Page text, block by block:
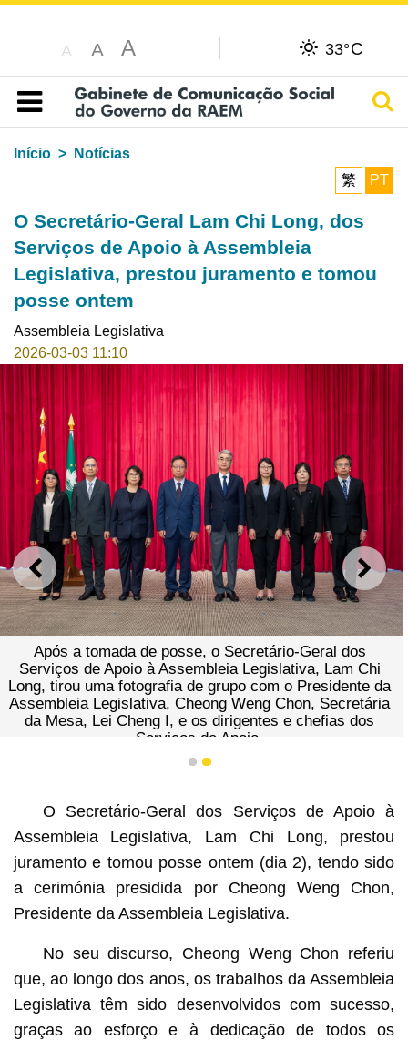
A A A 33°C
Índice
Início
Notícias
繁
PT
O Secretário-Geral Lam Chi Long, dos
Serviços de Apoio à Assembleia
Legislativa, prestou juramento e tomou
posse ontem
Assembleia Legislativa
2026-03-03 11:10
ANTERIOR
Após a tomada de posse, o Secretário-Geral dos
Serviços de Apoio à Assembleia Legislativa, Lam Chi
Long, tirou uma fotografia de grupo com o Presidente da
Assembleia Legislativa, Cheong Weng Chon, Secretária
da Mesa, Lei Cheng I, e os dirigentes e chefias dos
Serviços de Apoio.
1 2
O Secretário-Geral dos Serviços de Apoio à
Assembleia Legislativa, Lam Chi Long, prestou
juramento e tomou posse ontem (dia 2), tendo sido
a cerimónia presidida por Cheong Weng Chon,
Presidente da Assembleia Legislativa.
No seu discurso, Cheong Weng Chon referiu
que, ao longo dos anos, os trabalhos da Assembleia
Legislativa têm sido desenvolvidos com sucesso,
graças ao esforço e à dedicação de todos os